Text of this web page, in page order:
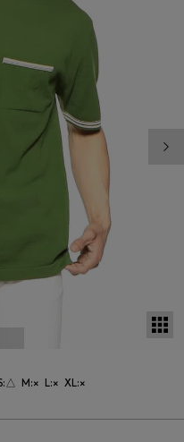
M:× L:× XL:×